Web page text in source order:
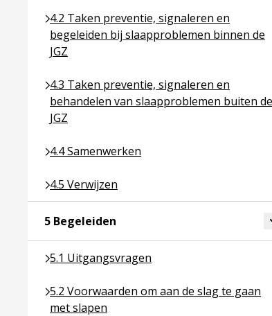
4.2 Taken preventie, signaleren en
begeleiden bij slaapproblemen binnen de
JGZ
Ga naar pagina over 4.2 Taken preventie,
4.3 Taken preventie, signaleren en
behandelen van slaapproblemen buiten de
JGZ
Ga naar pagina over 4.3 Taken preventie,
4.4 Samenwerken
Ga naar pagina over 4.4 Samenwerken
4.5 Verwijzen
Ga naar pagina over 4.5 Verwijzen
5 Begeleiden Ga naar pagina over 5
5.1 Uitgangsvragen
Ga naar pagina over 5.1 Uitgangsvragen
5.2 Voorwaarden om aan de slag te gaan
met slapen
Ga naar pagina over 5.2 Voorwaarden om